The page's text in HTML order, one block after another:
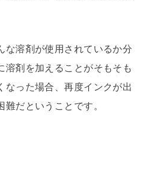
な溶剤が使用されているか分
溶剤を加えることがそもそも
なった場合、再度インクが出
だということです。